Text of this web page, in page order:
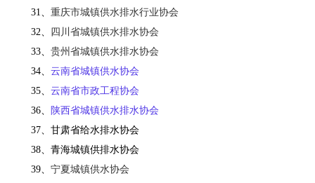
31、 重庆市城镇供水排水行业协会
32、
四川省城镇供水排水协会
33、 贵州省城镇供水排水协会
34、 云南省城镇供水协会
35、 云南省市政工程协会
36、
陕西省城镇供水排水协会
37、甘肃省给水排水协会
38、青海城镇供排水协会
39、 宁夏城镇供水协会